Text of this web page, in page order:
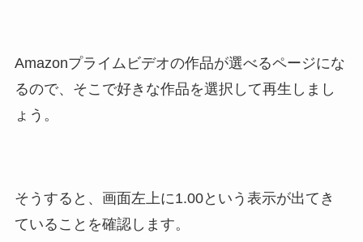
Amazonプライムビデオの作品が選べるページにな
るので、そこで好きな作品を選択して再生しまし
ょう。
そうすると、画面左上に1.00という表示が出てき
ていることを確認します。